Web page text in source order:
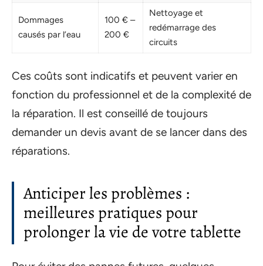
Dommages
causés par l’eau
100 € –
200 €
Nettoyage et
redémarrage des
circuits
Ces coûts sont indicatifs et peuvent varier en
fonction du professionnel et de la complexité de
la réparation. Il est conseillé de toujours
demander un devis avant de se lancer dans des
réparations.
Anticiper les problèmes :
meilleures pratiques pour
prolonger la vie de votre tablette